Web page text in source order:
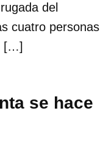
del
cuatro personas
[…]
se hace